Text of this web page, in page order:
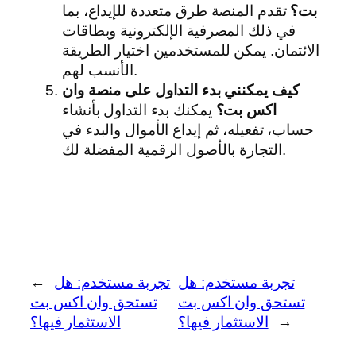
بت؟ تقدم المنصة طرق متعددة للإيداع، بما
في ذلك المصرفية الإلكترونية وبطاقات
الائتمان. يمكن للمستخدمين اختيار الطريقة
الأنسب لهم.
كيف يمكنني بدء التداول على منصة وان
اكس بت؟ يمكنك بدء التداول بأنشاء
حساب، تفعيله، ثم إيداع الأموال والبدء في
التجارة بالأصول الرقمية المفضلة لك.
←
تجربة مستخدم: هل
تستحق وان اكس بت
الاستثمار فيها؟
تجربة مستخدم: هل
تستحق وان اكس بت
الاستثمار فيها؟
→